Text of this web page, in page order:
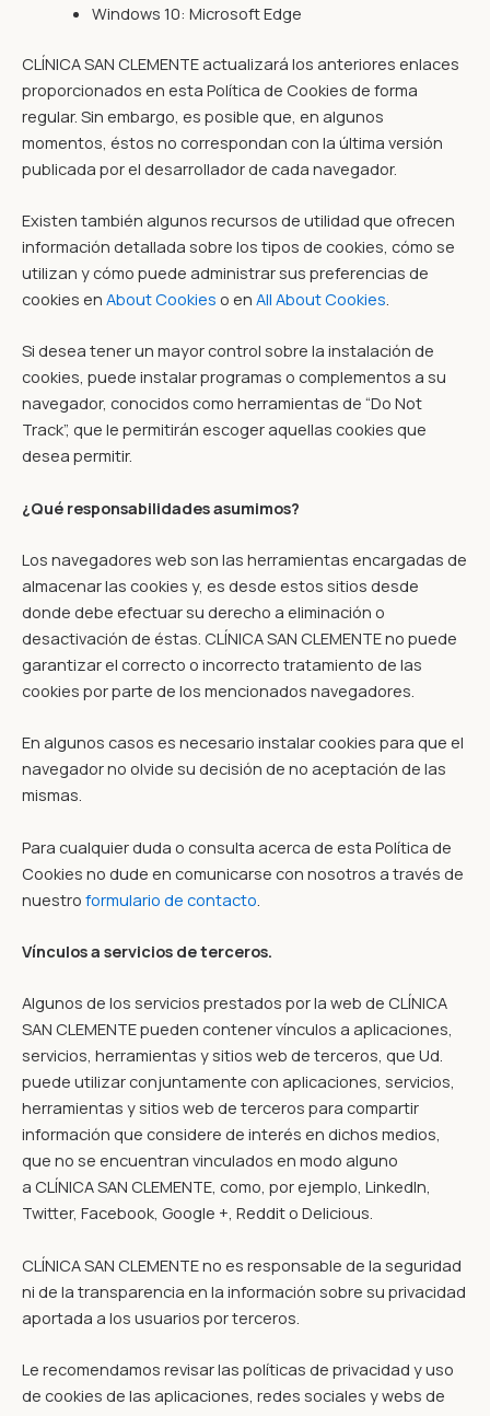
Windows 10: Microsoft Edge
CLÍNICA SAN CLEMENTE actualizará los anteriores enlaces
proporcionados en esta Política de Cookies de forma
regular. Sin embargo, es posible que, en algunos
momentos, éstos no correspondan con la última versión
publicada por el desarrollador de cada navegador.
Existen también algunos recursos de utilidad que ofrecen
información detallada sobre los tipos de cookies, cómo se
utilizan y cómo puede administrar sus preferencias de
cookies en About Cookies o en All About Cookies
Si desea tener un mayor control sobre la instalación de
cookies, puede instalar programas o complementos a su
navegador, conocidos como herramientas de “Do Not
Track”, que le permitirán escoger aquellas cookies que
desea permitir.
¿Qué responsabilidades asumimos?
Los navegadores web son las herramientas encargadas de
almacenar las cookies y, es desde estos sitios desde
donde debe efectuar su derecho a eliminación o
desactivación de éstas. CLÍNICA SAN CLEMENTE no puede
garantizar el correcto o incorrecto tratamiento de las
cookies por parte de los mencionados navegadores.
En algunos casos es necesario instalar cookies para que el
navegador no olvide su decisión de no aceptación de las
mismas.
Para cualquier duda o consulta acerca de esta Política de
Cookies no dude en comunicarse con nosotros a través de
nuestro formulario de contacto
Vínculos a servicios de terceros.
Algunos de los servicios prestados por la web de CLÍNICA
SAN CLEMENTE pueden contener vínculos a aplicaciones,
servicios, herramientas y sitios web de terceros, que Ud.
puede utilizar conjuntamente con aplicaciones, servicios,
herramientas y sitios web de terceros para compartir
información que considere de interés en dichos medios,
que no se encuentran vinculados en modo alguno
a CLÍNICA SAN CLEMENTE, como, por ejemplo, LinkedIn,
Twitter, Facebook, Google +, Reddit o Delicious.
CLÍNICA SAN CLEMENTE no es responsable de la seguridad
ni de la transparencia en la información sobre su privacidad
aportada a los usuarios por terceros.
Le recomendamos revisar las políticas de privacidad y uso
de cookies de las aplicaciones, redes sociales y webs de